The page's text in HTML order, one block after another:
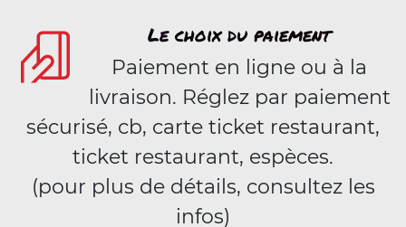
Le choix du paiement
Paiement en ligne ou à la
livraison. Réglez par paiement
sécurisé, cb, carte ticket restaurant,
ticket restaurant, espèces.
(pour plus de détails, consultez les
infos)